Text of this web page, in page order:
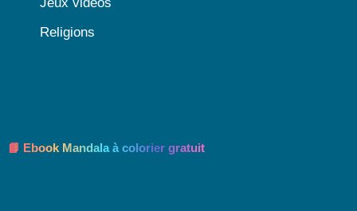
Religions
📘 Ebook Mandala à colorier gratuit